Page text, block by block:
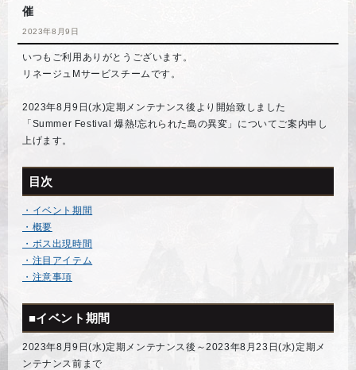
催
2023年8月9日
いつもご利用ありがとうございます。
リネージュMサービスチームです。
2023年8月9日(水)定期メンテナンス後より開始致しました
「Summer Festival 爆熱!忘れられた島の異変」についてご案内申し
上げます。
目次
・イベント期間
・概要
・ボス出現時間
・注目アイテム
・注意事項
■イベント期間
2023年8月9日(水)定期メンテナンス後～2023年8月23日(水)定期メ
ンテナンス前まで